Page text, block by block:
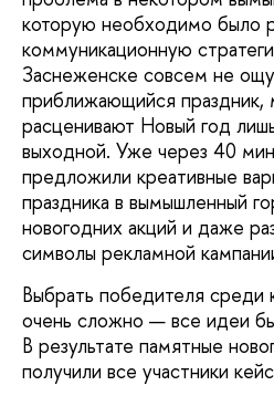
которую необходимо было
коммуникационную
Заснеженске совсем не
приближающийся
расценивают Новый год
выходной. Уже через 40
предложили креативные
праздника в вымышленный
новогодних акций и даже
символы рекламной
Выбрать победителя среди
очень сложно — все идеи
В результате памятные
получили все участники